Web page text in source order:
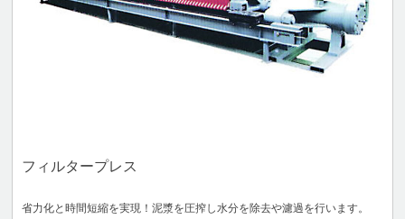
フィルタープレス
省力化と時間短縮を実現！泥漿を圧搾し水分を除去や濾過を行います。